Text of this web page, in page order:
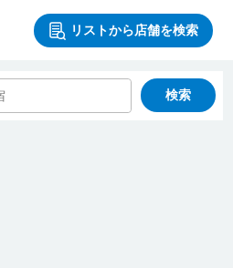
リストから店舗を検索
検索